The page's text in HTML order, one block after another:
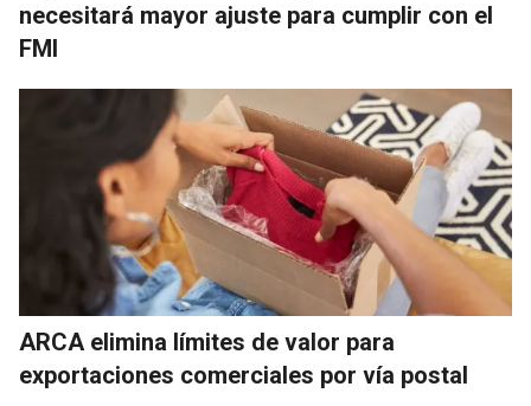
necesitará mayor ajuste para cumplir con el
FMI
ARCA elimina límites de valor para
exportaciones comerciales por vía postal